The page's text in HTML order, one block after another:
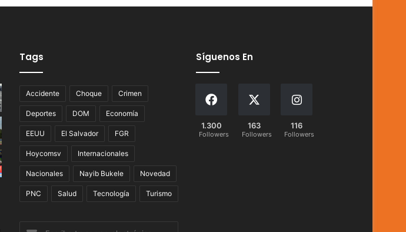
Tags
Accidente Choque Crimen
Deportes DOM Economía
EEUU El Salvador FGR
Hoycomsv Internacionales
Nacionales Nayib Bukele Novedad
PNC Salud Tecnología Turismo
Síguenos En
1.300
Followers
163
Followers
116
Followers